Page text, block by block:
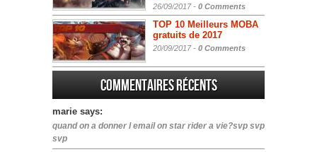
26/09/2017 - 0 Comments
TOP 10 Meilleurs MOBA
gratuits de 2017
20/09/2017 - 0 Comments
Commentaires récents
marie says:
quand on a donner l email on star rider a vie?svp svp
svp